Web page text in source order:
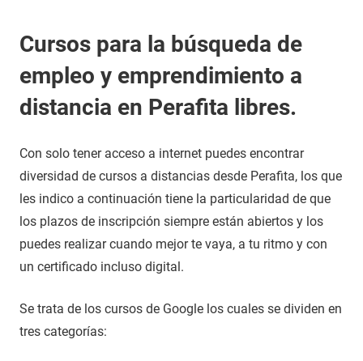
Cursos para la búsqueda de
empleo y emprendimiento a
distancia en Perafita libres.
Con solo tener acceso a internet puedes encontrar
diversidad de cursos a distancias desde Perafita, los que
les indico a continuación tiene la particularidad de que
los plazos de inscripción siempre están abiertos y los
puedes realizar cuando mejor te vaya, a tu ritmo y con
un certificado incluso digital.
Se trata de los cursos de Google los cuales se dividen en
tres categorías: